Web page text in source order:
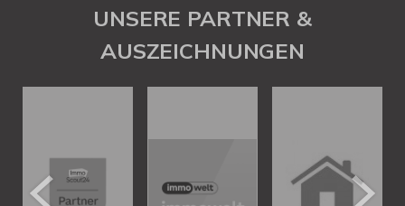
UNSERE PARTNER &
AUSZEICHNUNGEN